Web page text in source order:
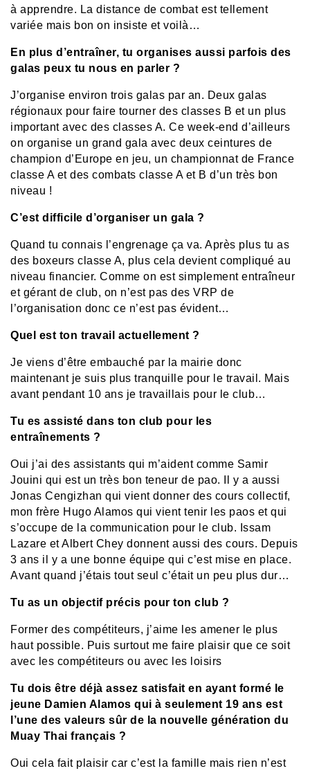
à apprendre. La distance de combat est tellement
variée mais bon on insiste et voilà…
En plus d’entraîner, tu organises aussi parfois des
galas peux tu nous en parler ?
J’organise environ trois galas par an. Deux galas
régionaux pour faire tourner des classes B et un plus
important avec des classes A. Ce week-end d’ailleurs
on organise un grand gala avec deux ceintures de
champion d’Europe en jeu, un championnat de France
classe A et des combats classe A et B d’un très bon
niveau !
C’est difficile d’organiser un gala ?
Quand tu connais l’engrenage ça va. Après plus tu as
des boxeurs classe A, plus cela devient compliqué au
niveau financier. Comme on est simplement entraîneur
et gérant de club, on n’est pas des VRP de
l’organisation donc ce n’est pas évident…
Quel est ton travail actuellement ?
Je viens d’être embauché par la mairie donc
maintenant je suis plus tranquille pour le travail. Mais
avant pendant 10 ans je travaillais pour le club…
Tu es assisté dans ton club pour les
entraînements ?
Oui j’ai des assistants qui m’aident comme Samir
Jouini qui est un très bon teneur de pao. Il y a aussi
Jonas Cengizhan qui vient donner des cours collectif,
mon frère Hugo Alamos qui vient tenir les paos et qui
s’occupe de la communication pour le club. Issam
Lazare et Albert Chey donnent aussi des cours. Depuis
3 ans il y a une bonne équipe qui c’est mise en place.
Avant quand j’étais tout seul c’était un peu plus dur…
Tu as un objectif précis pour ton club ?
Former des compétiteurs, j’aime les amener le plus
haut possible. Puis surtout me faire plaisir que ce soit
avec les compétiteurs ou avec les loisirs
Tu dois être déjà assez satisfait en ayant formé le
jeune Damien Alamos qui à seulement 19 ans est
l’une des valeurs sûr de la nouvelle génération du
Muay Thai français ?
Oui cela fait plaisir car c’est la famille mais rien n’est